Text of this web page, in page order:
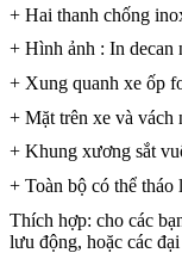
+ Hai thanh chống
+ Hình ảnh : In decan
+ Xung quanh xe ốp
+ Mặt trên xe và vách
+ Khung xương sắt
+ Toàn bộ có thể tháo
Thích hợp: cho các
lưu động, hoặc các